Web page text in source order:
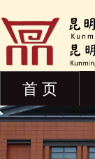
首 页